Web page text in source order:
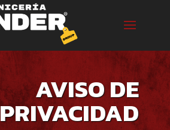
AVISO DE
PRIVACIDAD